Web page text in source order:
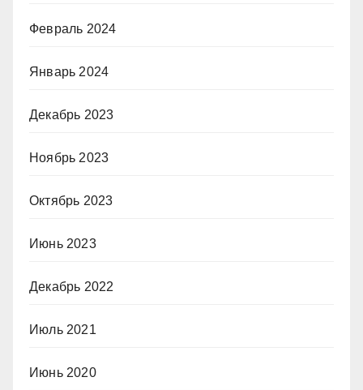
Февраль 2024
Январь 2024
Декабрь 2023
Ноябрь 2023
Октябрь 2023
Июнь 2023
Декабрь 2022
Июль 2021
Июнь 2020